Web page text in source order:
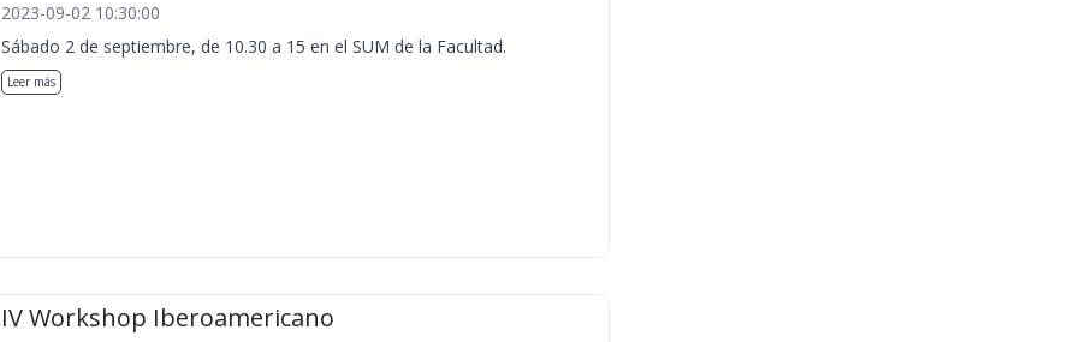
2023-09-02 10:30:00
Sábado 2 de septiembre, de 10.30 a 15 en el SUM de la Facultad.
Leer más
IV Workshop Iberoamericano